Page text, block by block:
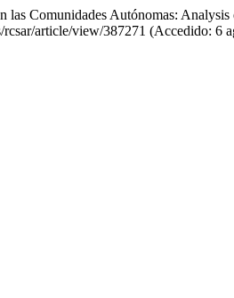
Comunidades Autónomas:
article/view/387271 (Accedido: 6